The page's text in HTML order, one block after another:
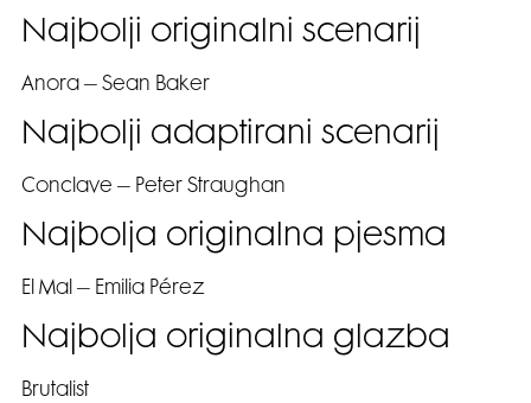
Najbolji originalni scenarij
Anora – Sean Baker
Najbolji adaptirani scenarij
Conclave – Peter Straughan
Najbolja originalna pjesma
El Mal – Emilia Pérez
Najbolja originalna glazba
Brutalist